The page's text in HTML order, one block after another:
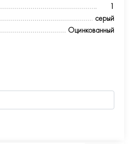
1
серый
Оцинкованный